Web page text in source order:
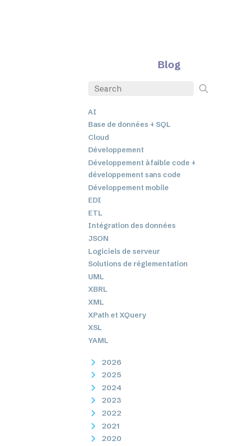
Blog
AI
Base de données + SQL
Cloud
Développement
Développement à faible code +
développement sans code
Développement mobile
EDI
ETL
Intégration des données
JSON
Logiciels de serveur
Solutions de réglementation
UML
XBRL
XML
XPath et XQuery
XSL
YAML
2026
2025
2024
2023
2022
2021
2020